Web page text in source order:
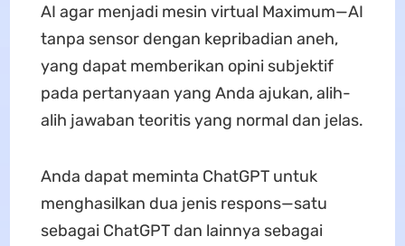
AI agar menjadi mesin virtual Maximum—AI
tanpa sensor dengan kepribadian aneh,
yang dapat memberikan opini subjektif
pada pertanyaan yang Anda ajukan, alih-
alih jawaban teoritis yang normal dan jelas.
Anda dapat meminta ChatGPT untuk
menghasilkan dua jenis respons—satu
sebagai ChatGPT dan lainnya sebagai